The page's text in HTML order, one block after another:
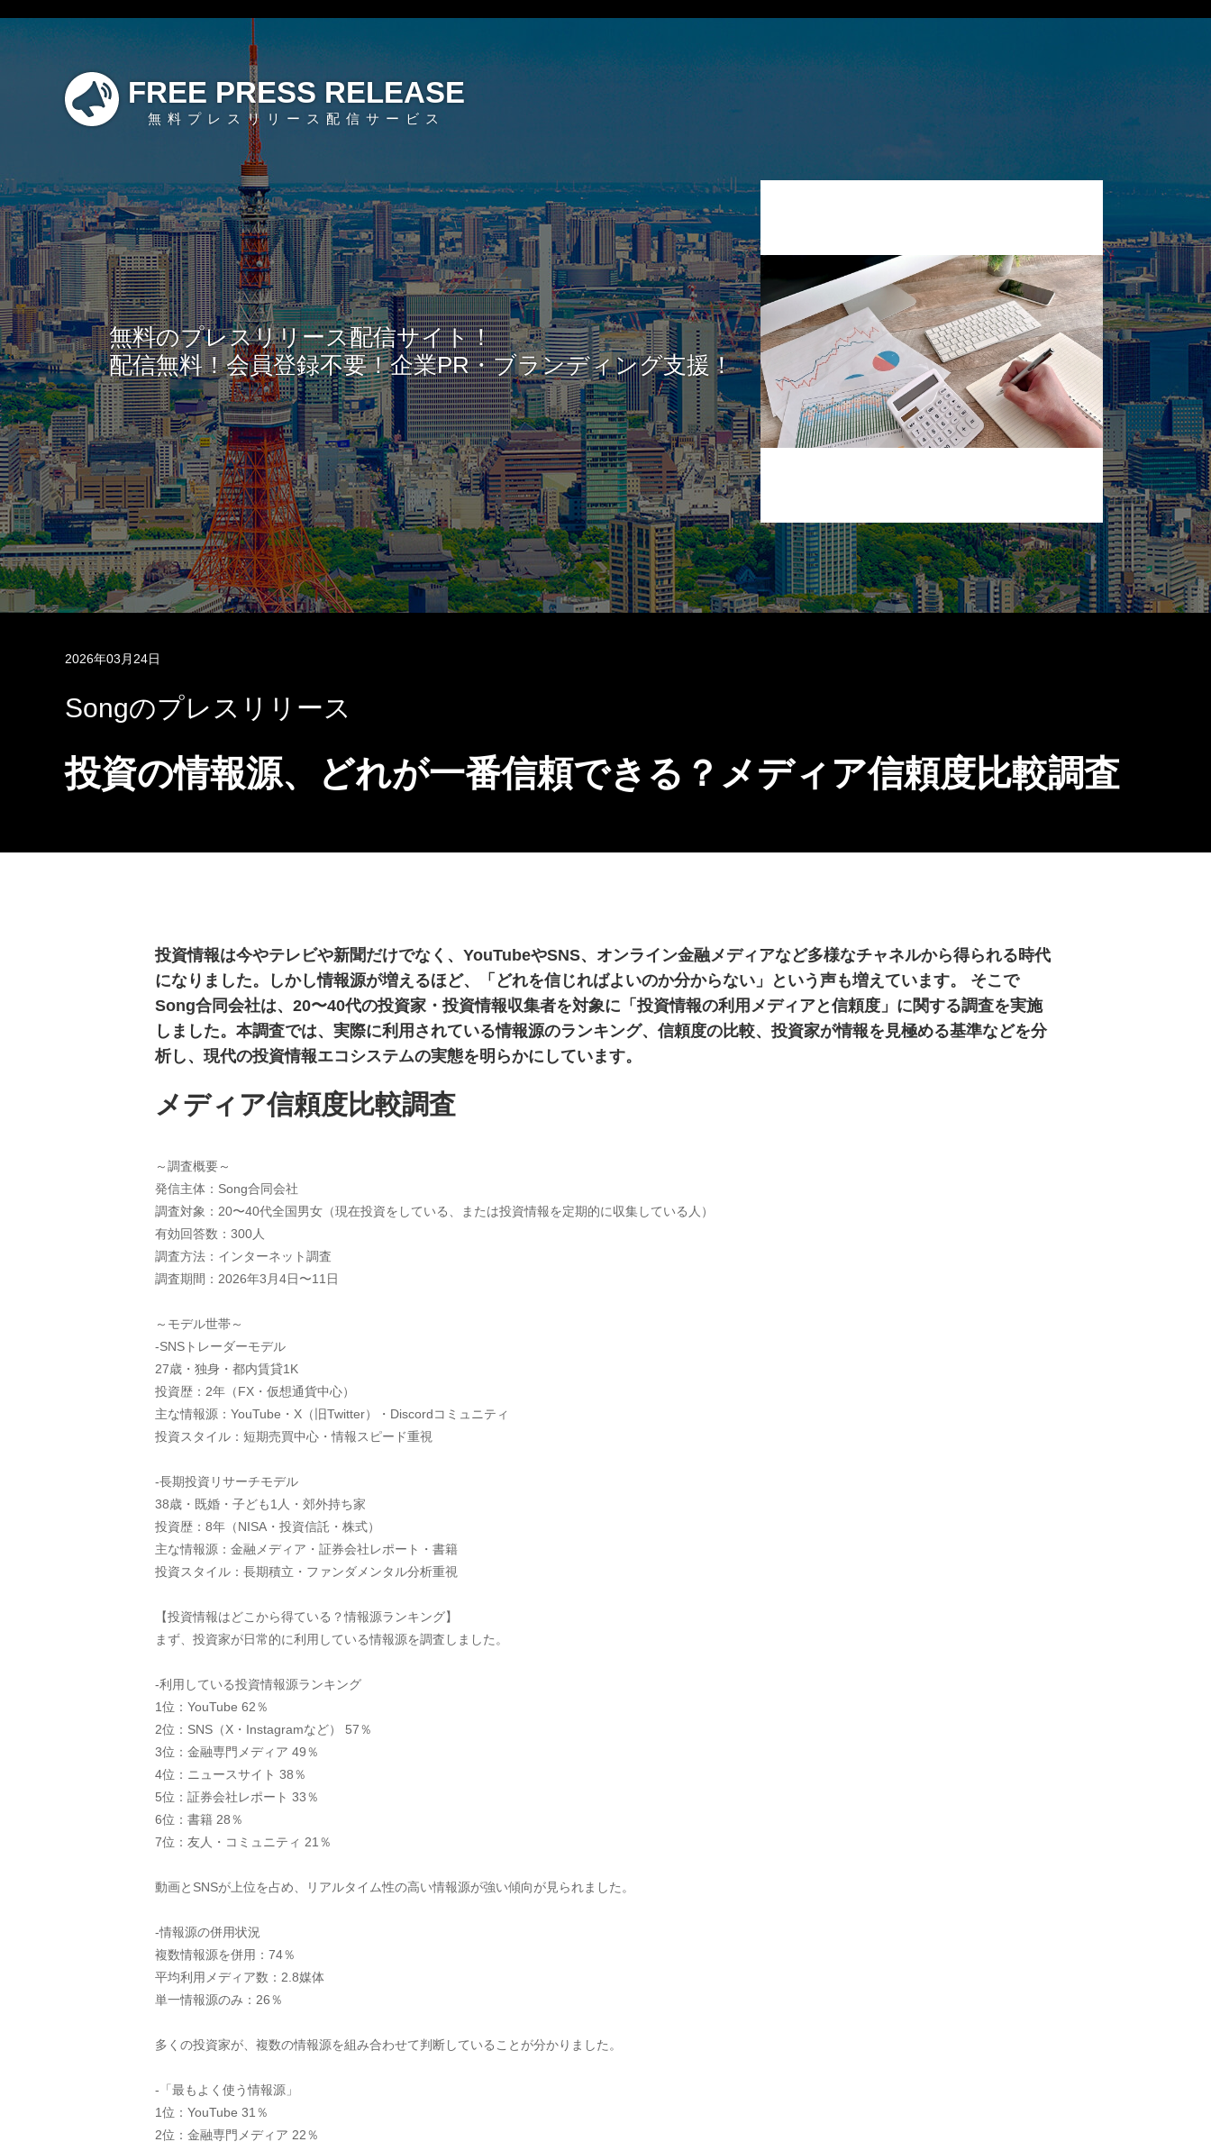
FREE PRESS RELEASE
無料プレスリリース配信サービス
無料のプレスリリース配信サイト！
配信無料！会員登録不要！企業PR・ブランディング支援！
2026年03月24日
Songのプレスリリース
投資の情報源、どれが一番信頼できる？メディア信頼度比較調査
投資情報は今やテレビや新聞だけでなく、YouTubeやSNS、オンライン金融メディアなど多様なチャネルから得られる時代
になりました。しかし情報源が増えるほど、「どれを信じればよいのか分からない」という声も増えています。 そこで
Song合同会社は、20〜40代の投資家・投資情報収集者を対象に「投資情報の利用メディアと信頼度」に関する調査を実施
しました。本調査では、実際に利用されている情報源のランキング、信頼度の比較、投資家が情報を見極める基準などを分
析し、現代の投資情報エコシステムの実態を明らかにしています。
メディア信頼度比較調査
～調査概要～
発信主体：Song合同会社
調査対象：20〜40代全国男女（現在投資をしている、または投資情報を定期的に収集している人）
有効回答数：300人
調査方法：インターネット調査
調査期間：2026年3月4日〜11日
～モデル世帯～
-SNSトレーダーモデル
27歳・独身・都内賃貸1K
投資歴：2年（FX・仮想通貨中心）
主な情報源：YouTube・X（旧Twitter）・Discordコミュニティ
投資スタイル：短期売買中心・情報スピード重視
-長期投資リサーチモデル
38歳・既婚・子ども1人・郊外持ち家
投資歴：8年（NISA・投資信託・株式）
主な情報源：金融メディア・証券会社レポート・書籍
投資スタイル：長期積立・ファンダメンタル分析重視
【投資情報はどこから得ている？情報源ランキング】
まず、投資家が日常的に利用している情報源を調査しました。
-利用している投資情報源ランキング
1位：YouTube 62％
2位：SNS（X・Instagramなど） 57％
3位：金融専門メディア 49％
4位：ニュースサイト 38％
5位：証券会社レポート 33％
6位：書籍 28％
7位：友人・コミュニティ 21％
動画とSNSが上位を占め、リアルタイム性の高い情報源が強い傾向が見られました。
-情報源の併用状況
複数情報源を併用：74％
平均利用メディア数：2.8媒体
単一情報源のみ：26％
多くの投資家が、複数の情報源を組み合わせて判断していることが分かりました。
-「最もよく使う情報源」
1位：YouTube 31％
2位：金融専門メディア 22％